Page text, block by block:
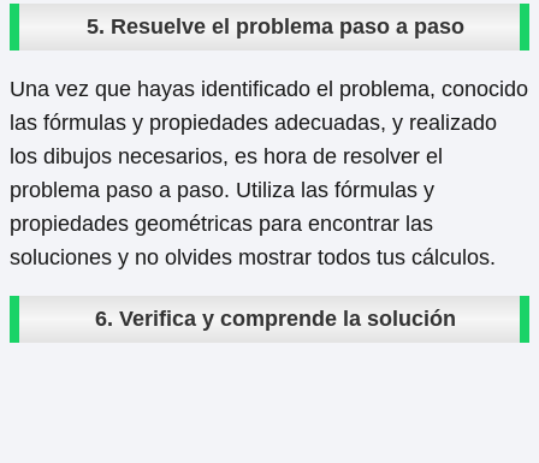
5. Resuelve el problema paso a paso
Una vez que hayas identificado el problema, conocido
las fórmulas y propiedades adecuadas, y realizado
los dibujos necesarios, es hora de resolver el
problema paso a paso. Utiliza las fórmulas y
propiedades geométricas para encontrar las
soluciones y no olvides mostrar todos tus cálculos.
6. Verifica y comprende la solución